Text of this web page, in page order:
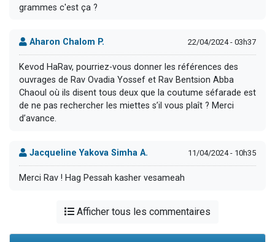
grammes c'est ça ?
Aharon Chalom P. 22/04/2024 - 03h37
Kevod HaRav, pourriez-vous donner les références des
ouvrages de Rav Ovadia Yossef et Rav Bentsion Abba
Chaoul où ils disent tous deux que la coutume séfarade est
de ne pas rechercher les miettes s’il vous plaît ? Merci
d’avance.
Jacqueline Yakova Simha A. 11/04/2024 - 10h35
Merci Rav ! Hag Pessah kasher vesameah
Afficher tous les commentaires